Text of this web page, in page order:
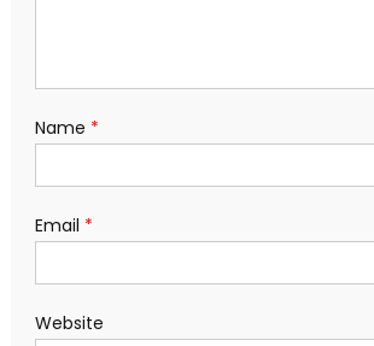
Name *
Email *
Website